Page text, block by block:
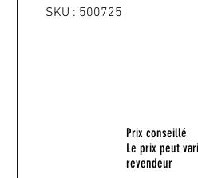
SKU : 500725
Prix conseillé
Le prix peut
revendeur